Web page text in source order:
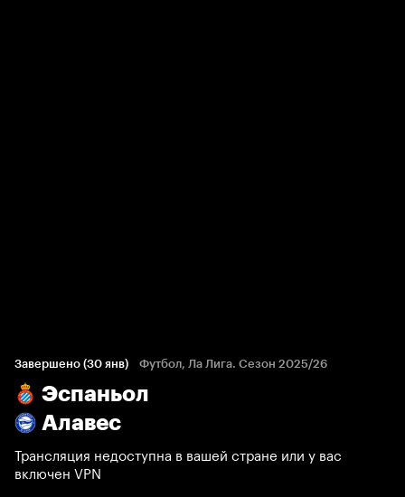
Завершено (30 янв) Футбол, Ла Лига. Сезон 2025/26
Эспаньол
Алавес
Трансляция недоступна в вашей стране или у вас
включен VPN
73%